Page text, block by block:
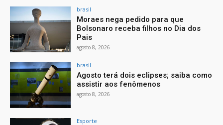
brasil
Moraes nega pedido para que
Bolsonaro receba filhos no Dia dos
Pais
agosto 8, 2026
brasil
Agosto terá dois eclipses; saiba como
assistir aos fenômenos
agosto 8, 2026
Esporte